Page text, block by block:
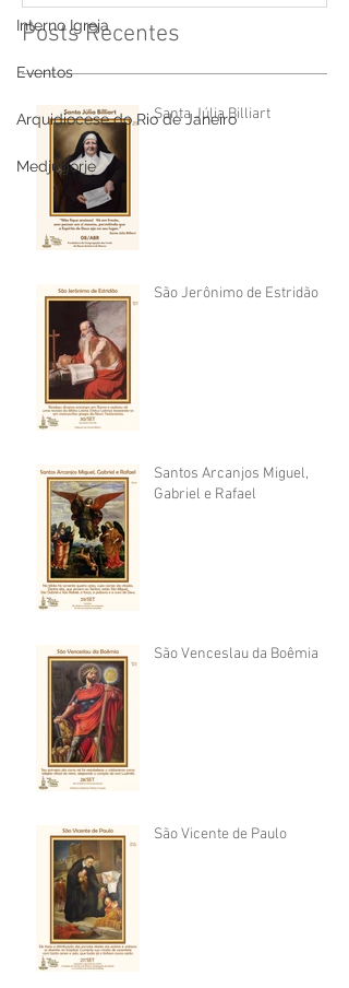
Interno Igreja
Eventos
Arquidiocese do Rio de Janeiro
Medjugorje
Posts Recentes
Santa Júlia Billiart
São Jerônimo de Estridão
Santos Arcanjos Miguel,
Gabriel e Rafael
São Venceslau da Boêmia
São Vicente de Paulo